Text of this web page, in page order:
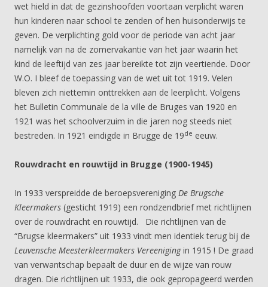
wet hield in dat de gezinshoofden voortaan verplicht waren
hun kinderen naar school te zenden of hen huisonderwijs te
geven. De verplichting gold voor de periode van acht jaar
namelijk van na de zomervakantie van het jaar waarin het
kind de leeftijd van zes jaar bereikte tot zijn veertiende. Door
W.O. I bleef de toepassing van de wet uit tot 1919. Velen
bleven zich niettemin onttrekken aan de leerplicht. Volgens
het Bulletin Communale de la ville de Bruges van 1920 en
1921 was het schoolverzuim in die jaren nog steeds niet
bestreden. In 1921 eindigde in Brugge de 19de eeuw.
Rouwdracht en rouwtijd in Brugge (1900-1945)
In 1933 verspreidde de beroepsvereniging De Brugsche
Kleermakers (gesticht 1919) een rondzendbrief met richtlijnen
over de rouwdracht en rouwtijd. Die richtlijnen van de
“Brugse kleermakers” uit 1933 vindt men identiek terug bij de
Leuvensche Meesterkleermakers Vereenigingin 1915 ! De graad
van verwantschap bepaalt de duur en de wijze van rouw
dragen. Die richtlijnen uit 1933, die ook gepropageerd werden